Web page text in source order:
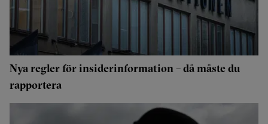
Nya regler för insiderinformation – då måste du
rapportera